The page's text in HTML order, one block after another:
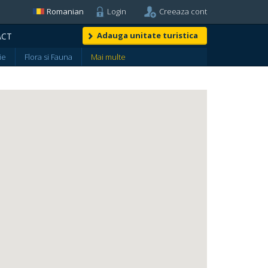
Login Creeaza cont
Romanian
Adauga unitate turistica
Flora si Fauna Mai multe